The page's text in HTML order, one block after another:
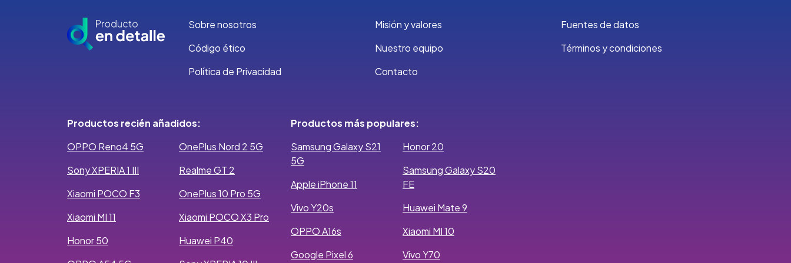
Sobre nosotros Misión y valores
Fuentes de datos
Código ético
Nuestro equipo
Términos y condiciones
Política de Privacidad
Contacto
Productos recién añadidos:
OPPO Reno4 5G
Sony XPERIA 1 III
Xiaomi POCO F3
Xiaomi MI 11
Honor 50
OnePlus Nord 2 5G
Realme GT 2
OnePlus 10 Pro 5G
Xiaomi POCO X3 Pro
Huawei P40
Productos más populares:
Samsung Galaxy S21
5G
Apple iPhone 11
Vivo Y20s
OPPO A16s
Google Pixel 6
Honor 20
Samsung Galaxy S20
FE
Huawei Mate 9
Xiaomi MI 10
Vivo Y70